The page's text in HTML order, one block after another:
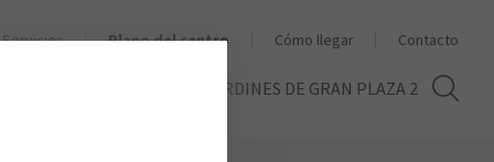
LOS JARDINES DE GRAN PLAZA 2
Servicios Plano del centro Cómo llegar Contacto